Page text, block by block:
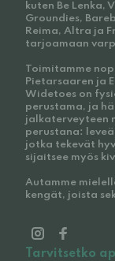
kuten Be Lenka,
Groundies,
Reima, Altra ja
tarjoamaan
Toimitamme
Pietarsaaren ja
Widetoes on
perustama, ja
jalkaterveyteen
perustana:
jotka tekevät
sijaitsee myös
Autamme
kengät, joista
Tarvitsetko